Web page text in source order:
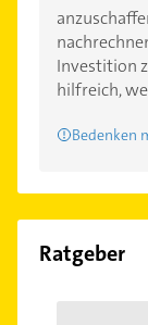
Investition
hilfreich,
Bedenken
Ratgeber